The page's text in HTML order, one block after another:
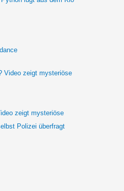
zeigt mysteriöse
Polizei überfragt